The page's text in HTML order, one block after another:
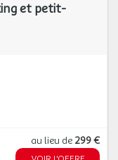
et petit-
au lieu de 299 €